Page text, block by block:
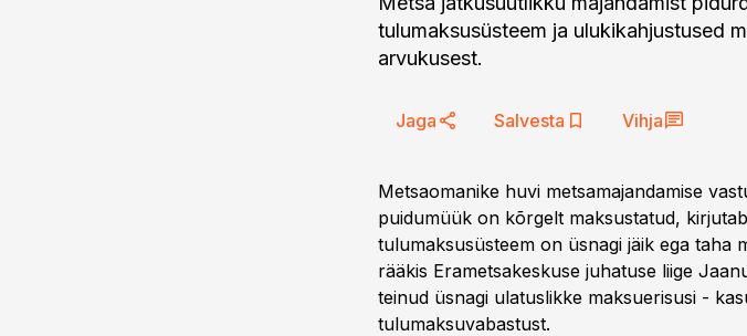
tulumaksusüsteem ja ulukikahjustused
arvukusest.
Jaga Salvesta Vihja
Metsaomanike huvi metsamajandamise
puidumüük on kõrgelt maksustatud,
tulumaksusüsteem on üsnagi jäik ega taha
rääkis Erametsakeskuse juhatuse liige
teinud üsnagi ulatuslikke maksuerisusi -
tulumaksuvabastust.